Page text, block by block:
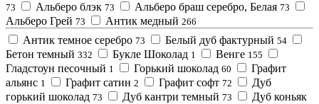
73 Альберо блэк 73 Альберо браш серебро, Белая 73
Альберо Грей 73 Антик медный 266
Антик темное серебро 73 Белый дуб фактурный 54
Бетон темный 332 Букле Шоколад 1 Венге 155
Гладстоун песочный 1 Горький шоколад 60
Графит
альянс 1 Графит сатин 2 Графит софт 72
Дуб
горький шоколад 73 Дуб кантри темный 73
Дуб коньяк